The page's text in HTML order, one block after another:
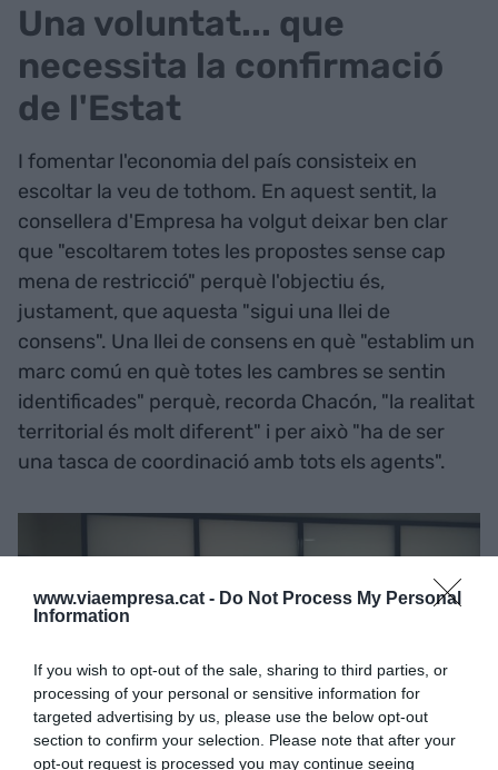
www.viaempresa.cat - Do Not Process My Personal
Information
If you wish to opt-out of the sale, sharing to third parties, or
processing of your personal or sensitive information for
targeted advertising by us, please use the below opt-out
section to confirm your selection. Please note that after your
opt-out request is processed you may continue seeing
Una voluntat... que
necessita la confirmació
de l'Estat
I fomentar l'economia del país consisteix en
escoltar la veu de tothom. En aquest sentit, la
consellera d'Empresa ha volgut deixar ben clar
que "escoltarem totes les propostes sense cap
mena de restricció" perquè l'objectiu és,
justament, que aquesta "sigui una llei de
consens". Una llei de consens en què "establim un
marc comú en què totes les cambres se sentin
identificades" perquè, recorda Chacón, "la realitat
territorial és molt diferent" i per això "ha de ser
una tasca de coordinació amb tots els agents".